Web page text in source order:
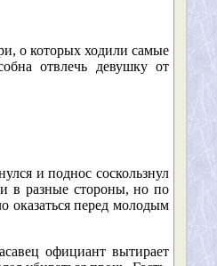
о которых ходили самые
отвлечь девушку от
и поднос соскользнул
в разные стороны, но по
оказаться перед молодым
официант вытирает